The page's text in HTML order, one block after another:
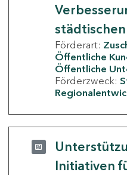
städtischen
Förderart:
Öffentliche
Öffentliche
Förderzweck:
Initiativen